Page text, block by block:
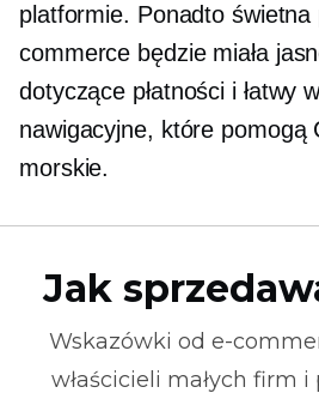
platformie. Ponadto
commerce będzie miała
dotyczące płatności i łatwy
nawigacyjne, które pomogą
morskie.
Jak
Wskazówki od e-
właścicieli małych firm